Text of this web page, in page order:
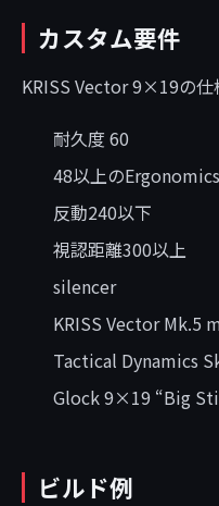
カスタム要件
KRISS Vector 9×19の仕
耐久度 60
48以上のErgonomics
反動240以下
視認距離300以上
silencer
KRISS Vector Mk.5
Tactical Dynamics
Glock 9×19 “Big
ビルド例